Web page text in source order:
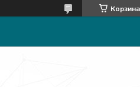
Корзина